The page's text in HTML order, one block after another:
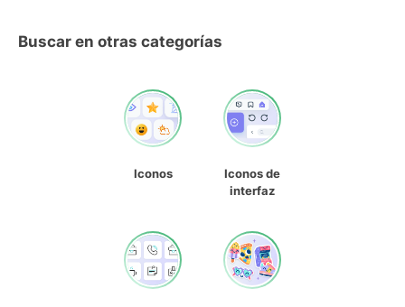
Buscar en otras categorías
Iconos
Iconos de
interfaz